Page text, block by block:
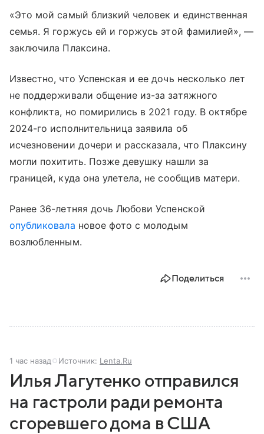
«Это мой самый близкий человек и единственная
семья. Я горжусь ей и горжусь этой фамилией», —
заключила Плаксина.
Известно, что Успенская и ее дочь несколько лет
не поддерживали общение из-за затяжного
конфликта, но помирились в 2021 году. В октябре
2024-го исполнительница заявила об
исчезновении дочери и рассказала, что Плаксину
могли похитить. Позже девушку нашли за
границей, куда она улетела, не сообщив матери.
Ранее 36-летняя дочь Любови Успенской
опубликовала новое фото с молодым
возлюбленным.
Поделиться
1 час назад Источник: Lenta.Ru
Илья Лагутенко отправился
на гастроли ради ремонта
сгоревшего дома в США